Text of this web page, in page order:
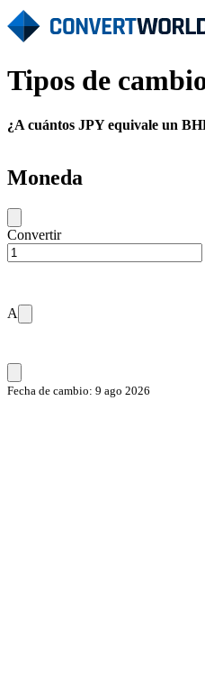
Tipos de
¿A cuántos JPY equivale un
Moneda
Convertir
A
Fecha de cambio: 9 ago 2026